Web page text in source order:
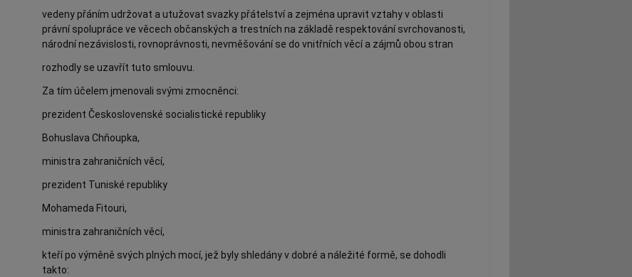
vedeny přáním udržovat a utužovat svazky přátelství a zejména upravit vztahy v oblasti
právní spolupráce ve věcech občanských a trestních na základě respektování svrchovanosti,
národní nezávislosti, rovnoprávnosti, nevměšování se do vnitřních věcí a zájmů obou stran
rozhodly se uzavřít tuto smlouvu.
Za tím účelem jmenovali svými zmocněnci:
prezident Československé socialistické republiky
Bohuslava Chňoupka,
ministra zahraničních věcí,
prezident Tuniské republiky
Mohameda Fitouri,
ministra zahraničních věcí,
kteří po výměně svých plných mocí, jež byly shledány v dobré a náležité formě, se dohodli
takto: